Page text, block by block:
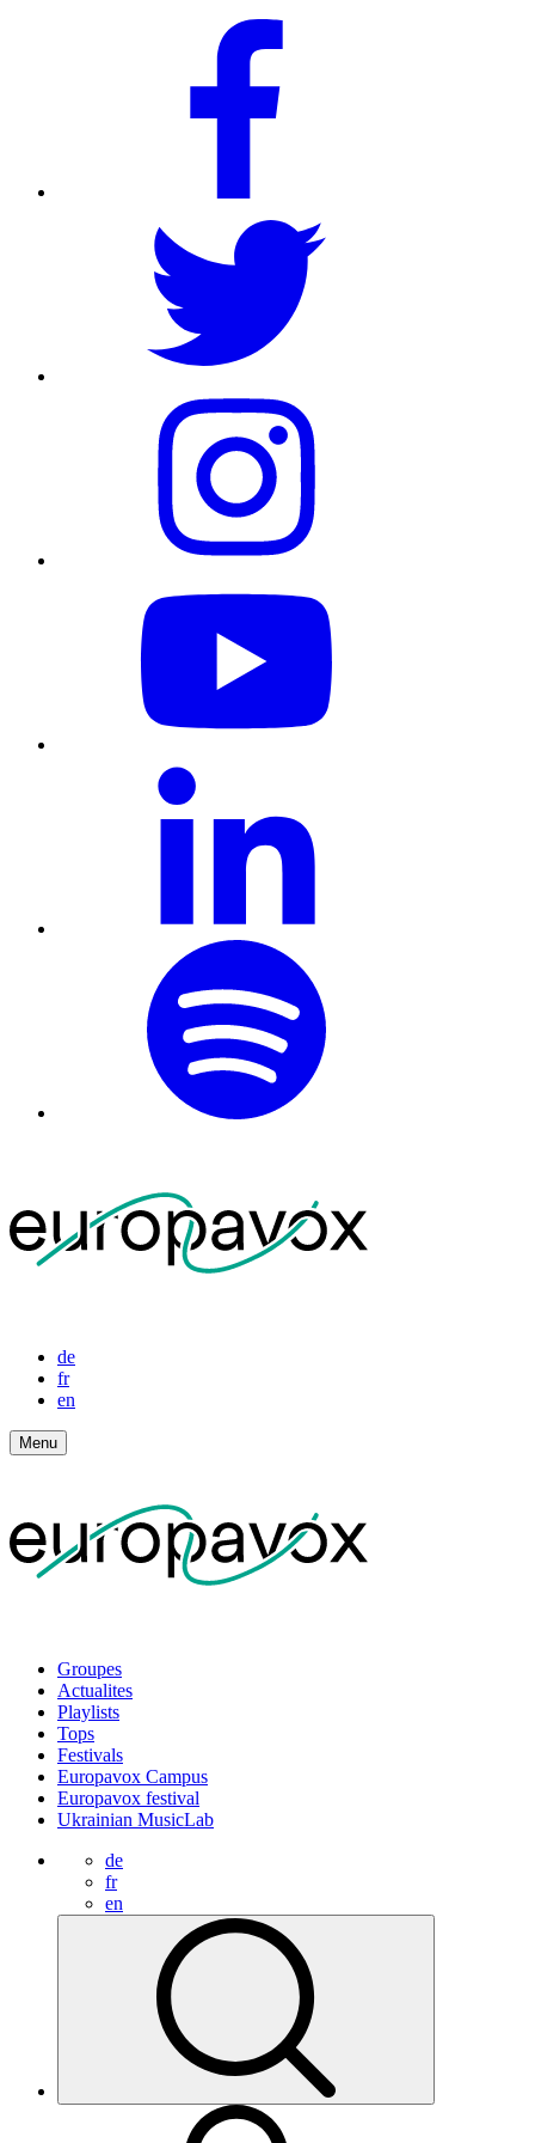
de
fr
en
Menu
Groupes
Actualites
Playlists
Tops
Festivals
Europavox Campus
Europavox festival
Ukrainian MusicLab
de
fr
en